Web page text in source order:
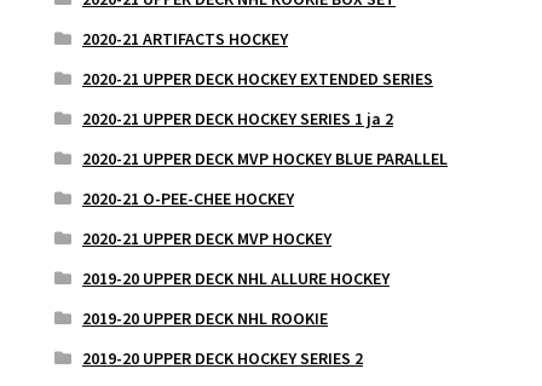
2020-21 ARTIFACTS HOCKEY
2020-21 UPPER DECK HOCKEY EXTENDED SERIES
2020-21 UPPER DECK HOCKEY SERIES 1 ja 2
2020-21 UPPER DECK MVP HOCKEY BLUE PARALLEL
2020-21 O-PEE-CHEE HOCKEY
2020-21 UPPER DECK MVP HOCKEY
2019-20 UPPER DECK NHL ALLURE HOCKEY
2019-20 UPPER DECK NHL ROOKIE
2019-20 UPPER DECK HOCKEY SERIES 2